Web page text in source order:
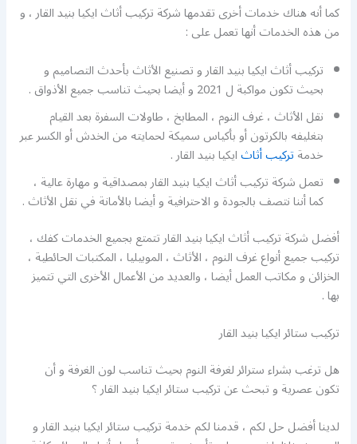
كما أنه هناك خدمات أخرى تقدمها شركة تركيب أثاث ايكيا بنيد القار ، و
من هذه الخدمات أنها تعمل على :
تركيب أثاث ايكيا بنيد القار و تصنيع الأثاث بأحدث التصاميم و
بحيث تكون مواكبة ل 2021 و أيضا بحيث تناسب جميع الأذواق .
نقل الأثاث ، غرف النوم ، المطابخ ، طاولات السفرة بعد القيام
بتغليفه بالكرتون أو بأكياس سميكة لحمايته من الخدش أو الكسر عبر
خدمةتركيب أثاثايكيا بنيد القار .
تعمل شركة تركيب أثاث ايكيا بنيد القار بمصداقية و مهارة عالية ،
كما أننا نتصف بالجودة و الاحترافية و أيضا بالأمانة في نقل الأثاث .
أفضل شركة تركيب أثاث ايكيا بنيد القار تتمتع بجميع الخدمات كفك ،
تركيب جميع أنواع غرف النوم ، الأثاث ، الموبيليا ، المكتبات الحائطية ،
الخزائن و مكاتب العمل أيضا ، والعديد من الأعمال الأخرى التي تتميز
بها .
تركيب ستائر ايكيا بنيد القار
هل ترغب بشراء سترائر لغرفة النوم بحيث تناسب لون الغرفة و أن
تكون عصرية و تبحث عن تركيب ستائر ايكيا بنيد القار ؟
لدينا أفضل حل لكم ، قدمنا لكم خدمة تركيب ستائر ايكيا بنيد القار و